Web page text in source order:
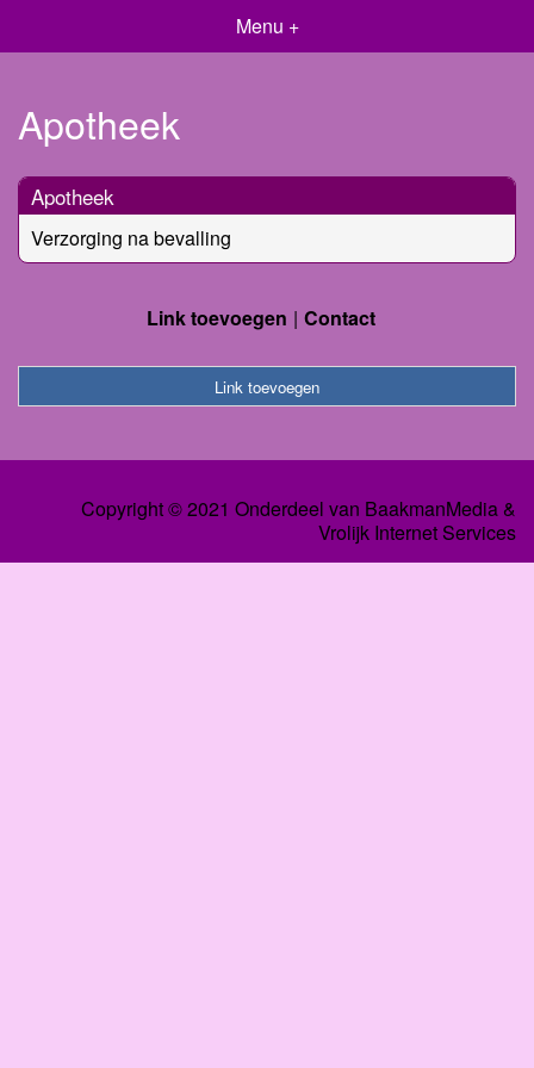
Menu +
Apotheek
Apotheek
Verzorging na bevalling
Link toevoegen Contact
Link toevoegen
Copyright © 2021 Onderdeel van BaakmanMedia &
Vrolijk Internet Services